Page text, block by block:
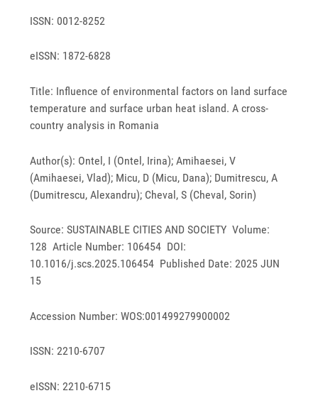
ISSN: 0012-8252
eISSN: 1872-6828
Title: Influence of environmental factors on land surface
temperature and surface urban heat island. A cross-
country analysis in Romania
Author(s): Ontel, I (Ontel, Irina); Amihaesei, V
(Amihaesei, Vlad); Micu, D (Micu, Dana); Dumitrescu, A
(Dumitrescu, Alexandru); Cheval, S (Cheval, Sorin)
Source: SUSTAINABLE CITIES AND SOCIETY Volume:
128 Article Number: 106454 DOI:
10.1016/j.scs.2025.106454 Published Date: 2025 JUN
15
Accession Number: WOS:001499279900002
ISSN: 2210-6707
eISSN: 2210-6715